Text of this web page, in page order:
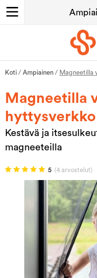
Koti / Ampiainen / Magneetilla
Magneetilla
Kestävä ja
magneeteilla
5 (4 arvostelut)